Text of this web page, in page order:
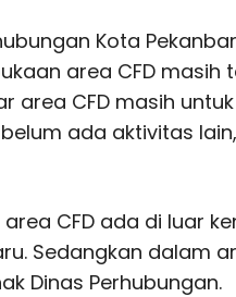
Kota
area CFD masih
area CFD masih
ada aktivitas
CFD ada di luar
Sedangkan dalam
Dinas Perhubungan.